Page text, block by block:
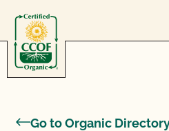
Go to Organic